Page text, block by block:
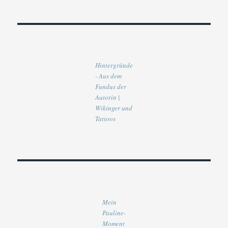
Hintergründe
- Aus dem
Fundus der
Autorin |
Wikinger und
Tattoos
Mein
Pauline-
Moment